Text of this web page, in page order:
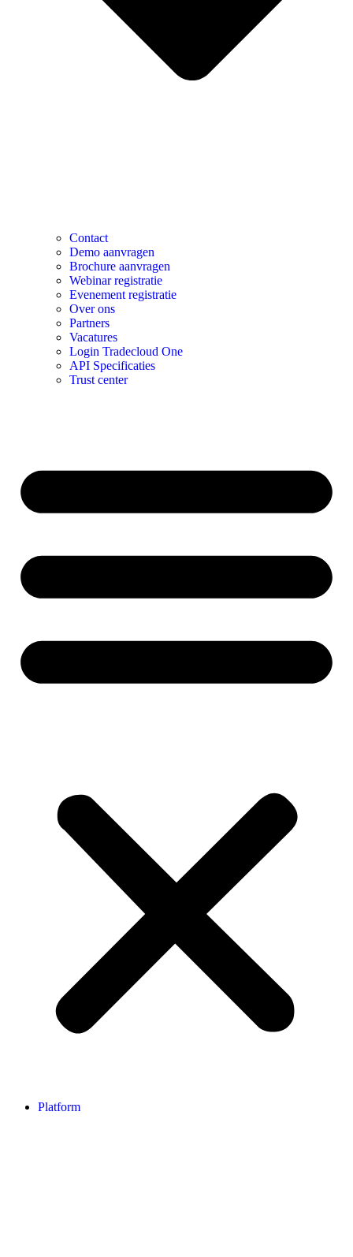
Contact
Demo aanvragen
Brochure aanvragen
Webinar registratie
Evenement registratie
Over ons
Partners
Vacatures
Login Tradecloud One
API Specificaties
Trust center
Platform